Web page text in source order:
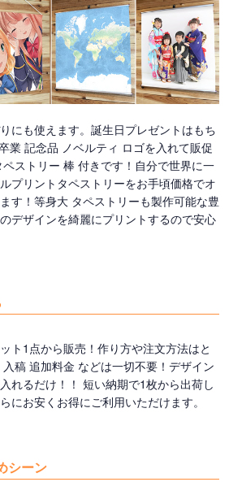
にも使えます。誕生日プレゼントはもち
業 記念品 ノベルティ ロゴを入れて販促
ストリー 棒 付きです！自分で世界に一
プリントタペストリーをお手頃価格でオ
す！等身大 タペストリーも製作可能な豊
デザインを綺麗にプリントするので安心
ト1点から販売！作り方や注文方法はと
稿 追加料金 などは一切不要！デザイン
れるだけ！！ 短い納期で1枚から出荷し
にお安くお得にご利用いただけます。
シーン